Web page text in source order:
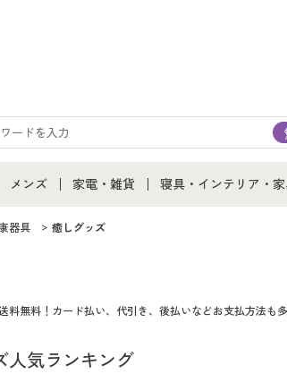
すべて
ズ下着
メンズ
メンズ通販すべて
メンズ下着
家電・雑貨
家電・雑貨すべて
キッチン・雑貨・日用品
寝具・インテリア・
寝具・ベッド
器具 癒しグッズ
無料！カード払い、代引き、後払いなどお支払方法も多
人気ランキング